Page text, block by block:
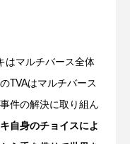
はマルチバース全体
TVAはマルチバース
件の解決に取り組ん
自身のチョイスによ